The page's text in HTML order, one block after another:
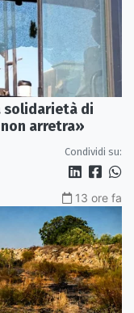
solidarietà di
arretra»
Condividi su:
13 ore fa